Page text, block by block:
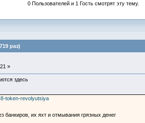
0 Пользователей и 1 Гость смотрят эту тему.
раз)
»
здесь
token-revolyutsiya
банкиров, их яхт и отмывания грязных денег